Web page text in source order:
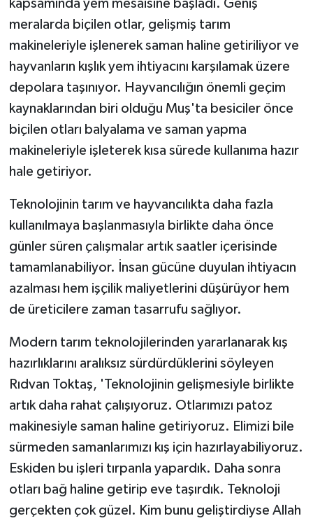
kapsamında yem mesaisine başladı. Geniş
meralarda biçilen otlar, gelişmiş tarım
makineleriyle işlenerek saman haline getiriliyor ve
hayvanların kışlık yem ihtiyacını karşılamak üzere
depolara taşınıyor. Hayvancılığın önemli geçim
kaynaklarından biri olduğu Muş'ta besiciler önce
biçilen otları balyalama ve saman yapma
makineleriyle işleterek kısa sürede kullanıma hazır
hale getiriyor.
Teknolojinin tarım ve hayvancılıkta daha fazla
kullanılmaya başlanmasıyla birlikte daha önce
günler süren çalışmalar artık saatler içerisinde
tamamlanabiliyor. İnsan gücüne duyulan ihtiyacın
azalması hem işçilik maliyetlerini düşürüyor hem
de üreticilere zaman tasarrufu sağlıyor.
Modern tarım teknolojilerinden yararlanarak kış
hazırlıklarını aralıksız sürdürdüklerini söyleyen
Rıdvan Toktaş, 'Teknolojinin gelişmesiyle birlikte
artık daha rahat çalışıyoruz. Otlarımızı patoz
makinesiyle saman haline getiriyoruz. Elimizi bile
sürmeden samanlarımızı kış için hazırlayabiliyoruz.
Eskiden bu işleri tırpanla yapardık. Daha sonra
otları bağ haline getirip eve taşırdık. Teknoloji
gerçekten çok güzel. Kim bunu geliştirdiyse Allah